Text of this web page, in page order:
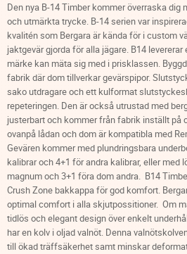
Den nya B-14 Timber kommer överraska
och utmärkta trycke. B-14 serien var
kvalitén som Bergara är kända för i custom
jaktgevär gjorda för alla jägare. B14
märke kan mäta sig med i prisklassen.
fabrik där dom tillverkar gevärspipor.
sako utdragare och ett kulformat
repeteringen. Den är också utrustad med
justerbart och kommer från fabrik inställt på
ovanpå lådan och dom är kompatibla med
Gevären kommer med plundringsbara
kalibrar och 4+1 för andra kalibrar, eller med
magnum och 3+1 föra dom andra. B14
Crush Zone bakkappa för god komfort.
optimal comfort i alla skjutpossitioner. Om
tidlös och elegant design över enkelt
har en kolv i oljad valnöt. Denna
till ökad träffsäkerhet samt minskar